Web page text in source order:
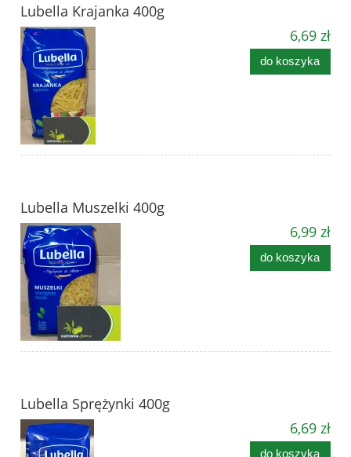
Lubella Krajanka 400g
6,69 zł
do koszyka
Lubella Muszelki 400g
6,99 zł
do koszyka
Lubella Sprężynki 400g
6,69 zł
do koszyka